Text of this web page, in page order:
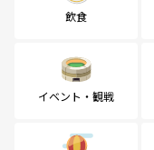
飲食
イベント・観戦